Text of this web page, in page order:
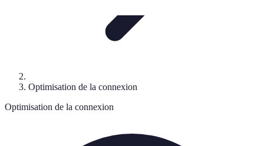
Optimisation de la connexion
Optimisation de la connexion